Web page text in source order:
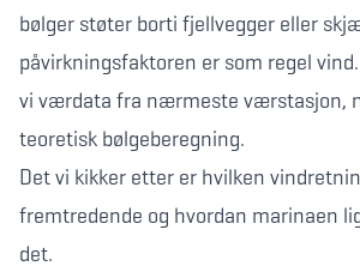
bølger støter borti fjellvegger eller
påvirkningsfaktoren er som regel
vi værdata fra nærmeste værstasjon,
teoretisk bølgeberegning.
Det vi kikker etter er hvilken
fremtredende og hvordan marinaen
det.